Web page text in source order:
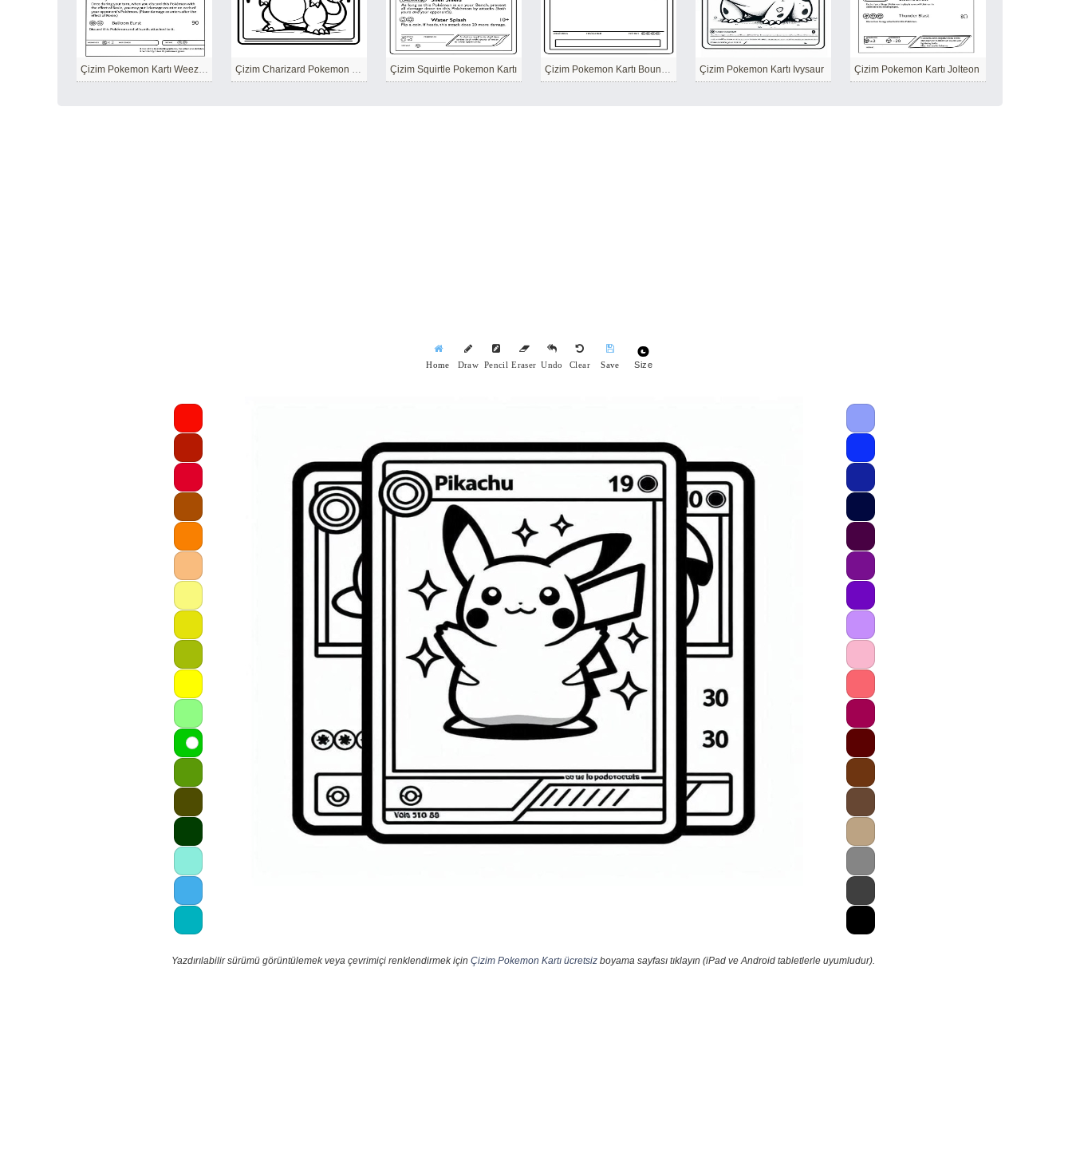
Çizim Pokemon Kartı Weezing Çizim Charizard Pokemon Kartı Çizim Squirtle Pokemon Kartı Çizim Pokemon Kartı Bounswee Çizim Pokemon Kartı Ivysaur Çizim Pokemon Kartı Jolteon
Home Draw Pencil Eraser Undo Clear Save Size
Yazdırılabilir sürümü görüntülemek veya çevrimiçi renklendirmek için Çizim Pokemon Kartı ücretsizboyama sayfası tıklayın (iPad ve Android tabletlerle uyumludur).